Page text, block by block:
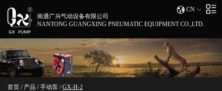
南通广兴气动设备有限公司
NANTONG GUANGXING PNEUMATIC EQUIPMENT CO.,LTD.
CN
首页 / 产品 /手动泵 /GX-H-2